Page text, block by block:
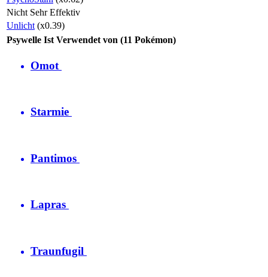
Nicht Sehr Effektiv
Unlicht (x0.39)
Psywelle Ist Verwendet von (11 Pokémon)
Omot
Starmie
Pantimos
Lapras
Traunfugil